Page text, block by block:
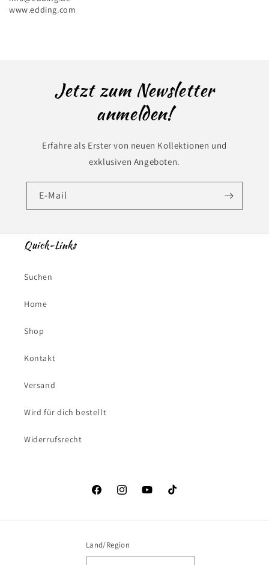
www.edding.com
Jetzt zum Newsletter
anmelden!
Erfahre als Erster von neuen Kollektionen und
exklusiven Angeboten.
E-Mail
Quick-Links
Suchen
Home
Shop
Kontakt
Versand
Wird für dich bestellt
Widerrufsrecht
FacebookInstagramYouTubeTikTok
Land/Region